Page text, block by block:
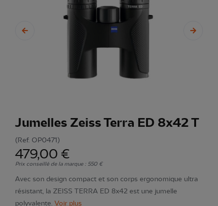
Jumelles Zeiss Terra ED 8x42 T
(Ref. OP0471 )
479,00 €
Prix conseillé de la marque : 550 €
Avec son design compact et son corps ergonomique ultra
résistant, la ZEISS TERRA ED 8x42 est une jumelle
polyvalente. Voir plus